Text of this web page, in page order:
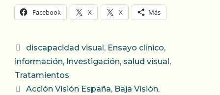
Facebook X X Más
Categorías
discapacidad visual , Ensayo clínico,
información, Investigación, salud visual ,
Tratamientos
Etiquetas
Acción Visión España, Baja Visión,